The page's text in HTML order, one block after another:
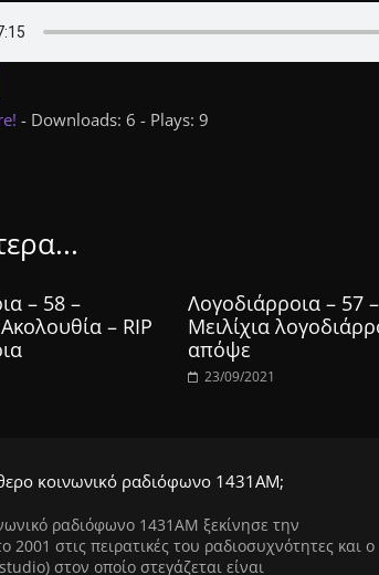
- Downloads: 6 - Plays: 9
– 58 –
– RIP
Λογοδιάρροια – 57 –
Μειλίχια
απόψε
23/09/2021
κοινωνικό ραδιόφωνο 1431ΑΜ;
ραδιόφωνο 1431AM ξεκίνησε την
2001 στις πειρατικές του ραδιοσυχνότητες και ο
στον οποίο στεγάζεται είναι